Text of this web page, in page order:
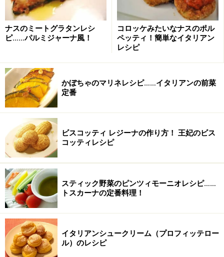
ペンネアラビアータの作り方・手順
■ペンネアラビアータの作り方
1
小鍋にオリーブオイル、鷹の爪、ニンニクを入れ弱
火にかける
底が厚めの小鍋にオリーブオイル、鷹の爪、芯を取り除
いたニンニクを入れて弱火にかける。時々鍋を寄せて、
ニンニクを茹でる感じで泳がせる。
ナスのミートグラタンレシ
ピ……パルミジャーナ風！
コロッケみたいなナスのポル
ペッティ！簡単なイタリアン
レシピ
かぼちゃのマリネレシピ……イタリアンの前菜
定番
ビスコッティ レジーナの作り方！ 王妃のビス
コッティレシピ
スティック野菜のピンツィモーニオレシピ……
トスカーナの定番料理！
イタリアンシュークリーム（プロフィッテロー
ル）のレシピ